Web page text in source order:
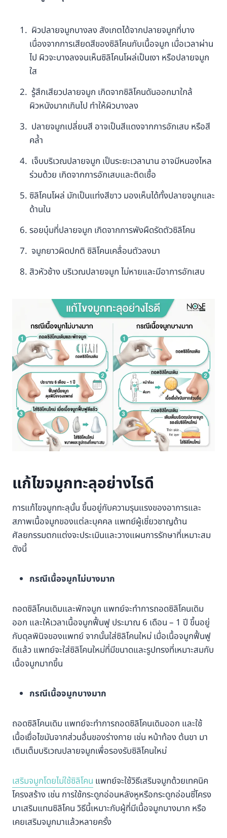
ผิวปลายจมูกบางลง สังเกตได้จากปลายจมูกที่บาง
เนื่องจากการเสียดสีของซิลิโคนกับเนื้อจมูก เมื่อเวลาผ่าน
ไป ผิวจะบางลงจนเห็นซิลิโคนโผล่เป็นเงา หรือปลายจมูก
ใส
รู้สึกเสียวปลายจมูก เกิดจากซิลิโคนดันออกมาใกล้
ผิวหนังมากเกินไป ทำให้ผิวบางลง
ปลายจมูกเปลี่ยนสี อาจเป็นสีแดงจากการอักเสบ หรือสี
คล้ำ
เจ็บบริเวณปลายจมูก เป็นระยะเวลานาน อาจมีหนองไหล
ร่วมด้วย เกิดจากการอักเสบและติดเชื้อ
ซิลิโคนโผล่ มักเป็นแท่งสีขาว มองเห็นได้ทั้งปลายจมูกและ
ด้านใน
รอยบุ๋มที่ปลายจมูก เกิดจากการพังผืดรัดตัวซิลิโคน
จมูกยาวผิดปกติ ซิลิโคนเคลื่อนตัวลงมา
สิวหัวช้าง บริเวณปลายจมูก ไม่หายและมีอาการอักเสบ
แก้ไขจมูกทะลุอย่างไรดี
การแก้ไขจมูกทะลุนั้น ขึ้นอยู่กับความรุนแรงของอาการและ
สภาพเนื้อจมูกของแต่ละบุคคล แพทย์ผู้เชี่ยวชาญด้าน
ศัลยกรรมตกแต่งจะประเมินและวางแผนการรักษาที่เหมาะสม
ดังนี้
กรณีเนื้อจมูกไม่บางมาก
ถอดซิลิโคนเดิมและพักจมูก แพทย์จะทำการถอดซิลิโคนเดิม
ออก และให้เวลาเนื้อจมูกฟื้นฟู ประมาณ 6 เดือน – 1 ปี ขึ้นอยู่
กับดุลพินิจของแพทย์ จากนั้นใส่ซิลิโคนใหม่ เมื่อเนื้อจมูกฟื้นฟู
ดีแล้ว แพทย์จะใส่ซิลิโคนใหม่ที่มีขนาดและรูปทรงที่เหมาะสมกับ
เนื้อจมูกมากขึ้น
กรณีเนื้อจมูกบางมาก
ถอดซิลิโคนเดิม แพทย์จะทำการถอดซิลิโคนเดิมออก และใช้
เนื้อเยื่อไขมันจากส่วนอื่นของร่างกาย เช่น หน้าท้อง ต้นขา มา
เติมเต็มบริเวณปลายจมูกเพื่อรองรับซิลิโคนใหม่
เสริมจมูกโดยไม่ใช้ซิลิโคน แพทย์จะใช้วิธีเสริมจมูกด้วยเทคนิค
โครงสร้าง เช่น การใช้กระดูกอ่อนหลังหูหรือกระดูกอ่อนซี่โครง
มาเสริมแทนซิลิโคน วิธีนี้เหมาะกับผู้ที่มีเนื้อจมูกบางมาก หรือ
เคยเสริมจมูกมาแล้วหลายครั้ง